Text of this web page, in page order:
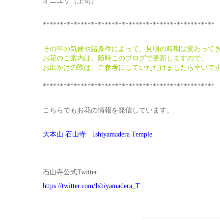
**************************************************
その年の気候や諸条件によって、見頃の時期は変わってき
お花のご案内は、随時このブログで更新しますので、
お出かけの際は、ご参考にしていただけましたら幸いです
**************************************************
こちらでもお花の情報を発信しています。
大本山 石山寺 Ishiyamadera Temple
石山寺公式Twitter
https://twitter.com/Ishiyamadera_T